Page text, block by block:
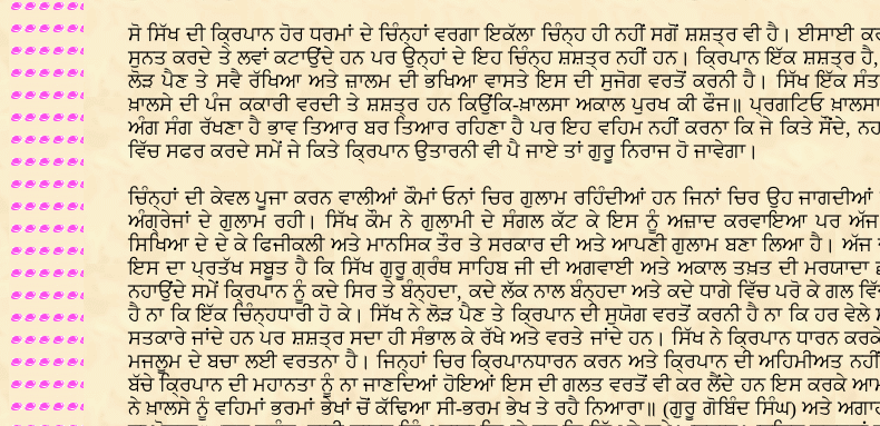
ਸੋ ਸਿੱਖ ਦੀ ਕ੍ਰਿਪਾਨ ਹੋਰ ਧਰਮਾਂ ਦੇ ਚਿੰਨ੍ਹਾਂ ਵਰਗਾ ਇਕੱਲਾ ਚਿੰਨ੍ਹ ਹੀ ਨਹੀਂ ਸਗੋਂ ਸ਼ਸ਼ਤ੍ਰ ਵੀ ਹੈ।
ਸੁਨਤ ਕਰਦੇ ਤੇ ਲਵਾਂ ਕਟਾਉਂਦੇ ਹਨ ਪਰ ਉਨ੍ਹਾਂ ਦੇ ਇਹ ਚਿੰਨ੍ਹ ਸ਼ਸ਼ਤ੍ਰ ਨਹੀਂ ਹਨ। ਕ੍ਰਿਪਾਨ ਇੱਕ ਸ਼ਸ਼ਤ੍ਰ ਹੈ,
ਲੋੜ ਪੈਣ ਤੇ ਸਵੈ ਰੱਖਿਆ ਅਤੇ ਜ਼ਾਲਮ ਦੀ ਭਖਿਆ ਵਾਸਤੇ ਇਸ ਦੀ ਸੁਜੋਗ ਵਰਤੋਂ ਕਰਨੀ ਹੈ। ਸਿੱਖ ਇੱਕ ਸੰਤ
ਖ਼ਾਲਸੇ ਦੀ ਪੰਜ ਕਕਾਰੀ ਵਰਦੀ ਤੇ ਸ਼ਸ਼ਤ੍ਰ ਹਨ ਕਿਉਂਕਿ-ਖ਼ਾਲਸਾ ਅਕਾਲ ਪੁਰਖ ਕੀ ਫੌਜ॥ ਪ੍ਰਗਟਿਓ
ਅੰਗ ਸੰਗ ਰੱਖਣਾ ਹੈ ਭਾਵ ਤਿਆਰ ਬਰ ਤਿਆਰ ਰਹਿਣਾ ਹੈ ਪਰ ਇਹ ਵਹਿਮ ਨਹੀਂ ਕਰਨਾ ਕਿ ਜੇ ਕਿਤੇ ਸੌਂਦੇ,
ਵਿੱਚ ਸਫਰ ਕਰਦੇ ਸਮੇਂ ਜੇ ਕਿਤੇ ਕ੍ਰਿਪਾਨ ਉਤਾਰਨੀ ਵੀ ਪੈ ਜਾਏ ਤਾਂ ਗੁਰੂ ਨਿਰਾਜ ਹੋ ਜਾਵੇਗਾ।
ਚਿੰਨ੍ਹਾਂ ਦੀ ਕੇਵਲ ਪੂਜਾ ਕਰਨ ਵਾਲੀਆਂ ਕੌਮਾਂ ਓਨਾਂ ਚਿਰ ਗੁਲਾਮ ਰਹਿੰਦੀਆਂ ਹਨ ਜਿਨਾਂ ਚਿਰ ਉਹ
ਅੰਗ੍ਰੇਜਾਂ ਦੇ ਗੁਲਾਮ ਰਹੀ। ਸਿੱਖ ਕੌਮ ਨੇ ਗੁਲਾਮੀ ਦੇ ਸੰਗਲ ਕੱਟ ਕੇ ਇਸ ਨੂੰ ਅਜ਼ਾਦ ਕਰਵਾਇਆ ਪਰ ਅੱਜ
ਸਿਖਿਆ ਦੇ ਦੇ ਕੇ ਫਿਜੀਕਲੀ ਅਤੇ ਮਾਨਸਿਕ ਤੌਰ ਤੇ ਸਰਕਾਰ ਦੀ ਅਤੇ ਆਪਣੀ ਗੁਲਾਮ ਬਣਾ ਲਿਆ ਹੈ। ਅੱਜ
ਇਸ ਦਾ ਪ੍ਰਤੱਖ ਸਬੂਤ ਹੈ ਕਿ ਸਿੱਖ ਗੁਰੂ ਗ੍ਰੰਥ ਸਾਹਿਬ ਜੀ ਦੀ ਅਗਵਾਈ ਅਤੇ ਅਕਾਲ ਤਖ਼ਤ ਦੀ ਮਰਯਾਦਾ
ਨਹਾਉਂਦੇ ਸਮੇਂ ਕ੍ਰਿਪਾਨ ਨੂੰ ਕਦੇ ਸਿਰ ਤੇ ਬੰਨ੍ਹਦਾ, ਕਦੇ ਲੱਕ ਨਾਲ ਬੰਨ੍ਹਦਾ ਅਤੇ ਕਦੇ ਧਾਗੇ ਵਿੱਚ ਪਰੋ ਕੇ ਗਲ
ਹੈ ਨਾ ਕਿ ਇੱਕ ਚਿੰਨ੍ਹਧਾਰੀ ਹੋ ਕੇ। ਸਿੱਖ ਨੇ ਲੋੜ ਪੈਣ ਤੇ ਕ੍ਰਿਪਾਨ ਦੀ ਸੁਯੋਗ ਵਰਤੋਂ ਕਰਨੀ ਹੈ ਨਾ ਕਿ ਹਰ ਵੇਲੇ
ਸਤਕਾਰੇ ਜਾਂਦੇ ਹਨ ਪਰ ਸ਼ਸ਼ਤ੍ਰ ਸਦਾ ਹੀ ਸੰਭਾਲ ਕੇ ਰੱਖੇ ਅਤੇ ਵਰਤੇ ਜਾਂਦੇ ਹਨ। ਸਿੱਖ ਨੇ ਕ੍ਰਿਪਾਨ ਧਾਰਨ
ਮਜਲੂਮ ਦੇ ਬਚਾ ਲਈ ਵਰਤਨਾ ਹੈ। ਜਿਨ੍ਹਾਂ ਚਿਰ ਕ੍ਰਿਪਾਨਧਾਰਨ ਕਰਨ ਅਤੇ ਕ੍ਰਿਪਾਨ ਦੀ ਅਹਿਮੀਅਤ
ਬੱਚੇ ਕ੍ਰਿਪਾਨ ਦੀ ਮਹਾਨਤਾ ਨੂੰ ਨਾ ਜਾਣਦਿਆਂ ਹੋਇਆਂ ਇਸ ਦੀ ਗਲਤ ਵਰਤੋਂ ਵੀ ਕਰ ਲੈਂਦੇ ਹਨ ਇਸ ਕਰਕੇ ਆਮ
ਨੇ ਖ਼ਾਲਸੇ ਨੂੰ ਵਹਿਮਾਂ ਭਰਮਾਂ ਭੇਖਾਂ ਚੋਂ ਕੱਢਿਆ ਸੀ-ਭਰਮ ਭੇਖ ਤੇ ਰਹੈ ਨਿਆਰਾ॥ (ਗੁਰੂ ਗੋਬਿੰਦ ਸਿੰਘ) ਅਤੇ